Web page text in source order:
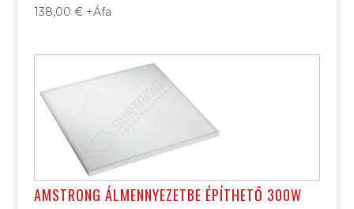
138,00 € +Áfa
AMSTRONG ÁLMENNYEZETBE ÉPÍTHETŐ 300W